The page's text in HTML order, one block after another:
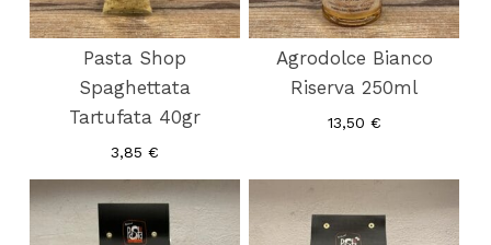
Pasta Shop
Spaghettata
Tartufata 40gr
3,85 €
Agrodolce Bianco
Riserva 250ml
13,50 €